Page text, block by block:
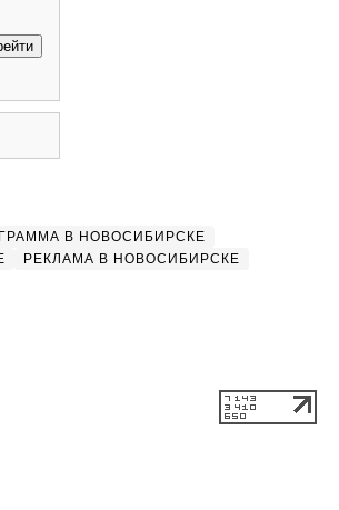
В НОВОСИБИРСКЕ
РЕКЛАМА В НОВОСИБИРСКЕ